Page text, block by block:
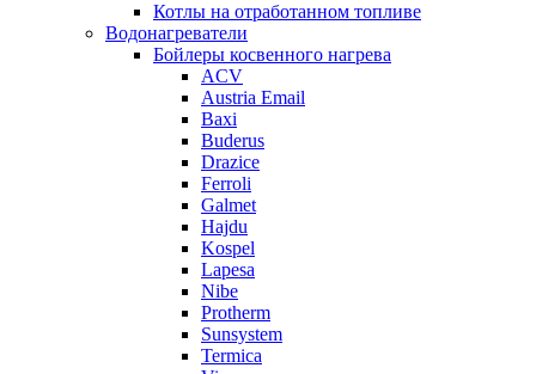
Котлы на отработанном топливе
Водонагреватели
Бойлеры косвенного нагрева
ACV
Austria Email
Baxi
Buderus
Drazice
Ferroli
Galmet
Hajdu
Kospel
Lapesa
Nibe
Protherm
Sunsystem
Termica